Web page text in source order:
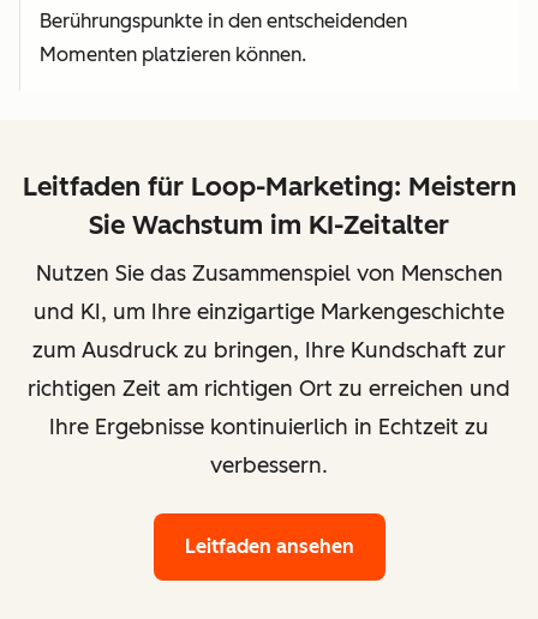
Berührungspunkte in den entscheidenden
Momenten platzieren können.
Leitfaden für Loop-Marketing: Meistern
Sie Wachstum im KI-Zeitalter
Nutzen Sie das Zusammenspiel von Menschen
und KI, um Ihre einzigartige Markengeschichte
zum Ausdruck zu bringen, Ihre Kundschaft zur
richtigen Zeit am richtigen Ort zu erreichen und
Ihre Ergebnisse kontinuierlich in Echtzeit zu
verbessern.
Leitfaden ansehen